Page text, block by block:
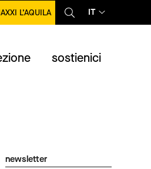
L’AQUILA IT
sostienici
newsletter